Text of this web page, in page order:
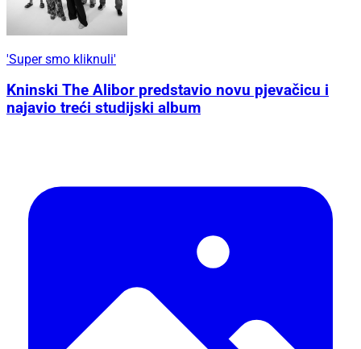
'Super smo kliknuli'
Kninski The Alibor predstavio novu pjevačicu i
najavio treći studijski album